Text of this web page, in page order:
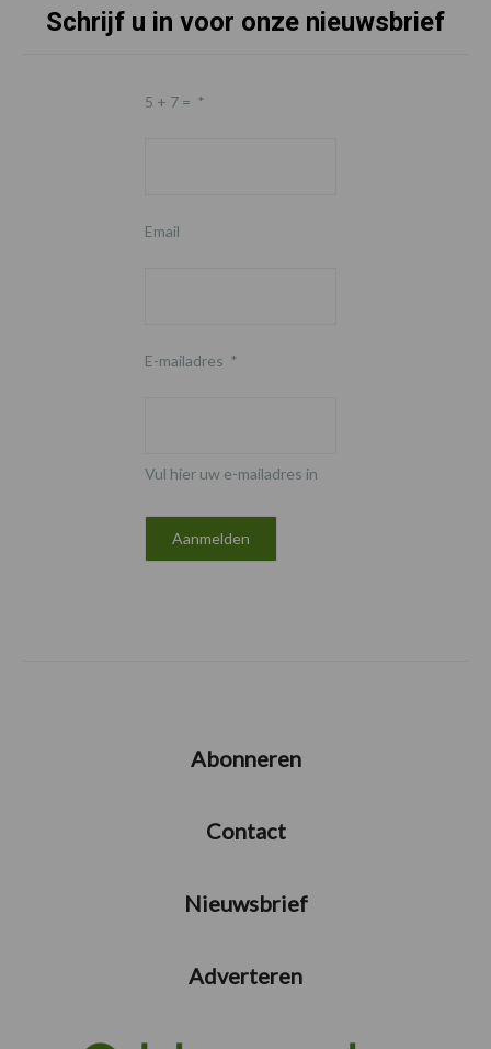
Schrijf u in voor onze nieuwsbrief
5 + 7 = *
Email
E-mailadres *
Vul hier uw e-mailadres in
Abonneren
Contact
Nieuwsbrief
Adverteren